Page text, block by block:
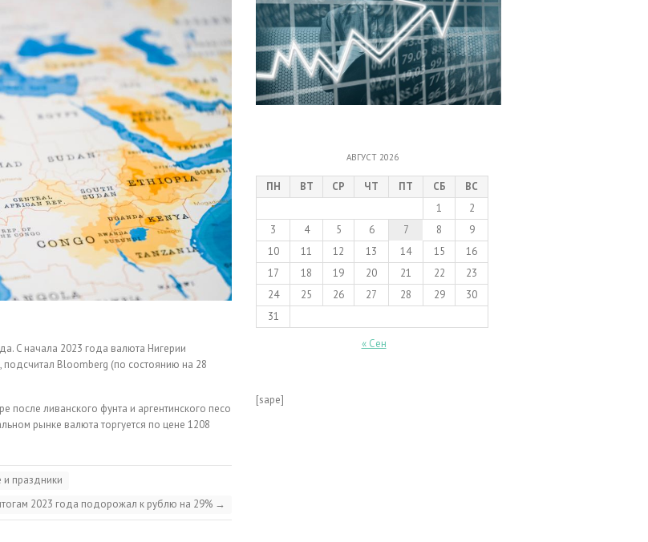
C начала 2023 года валюта Нигерии
подсчитал Bloomberg (по состоянию на 28
после ливанского фунта и аргентинского песо
рынке валюта торгуется по цене 1208
праздники
2023 года подорожал к рублю на 29% →
АВГУСТ 2026
ПН ВТ СР ЧТ ПТ СБ
ВС
1
2
3
4 5 6 7 8
9
10
11 12 13 14 15
16
17
18 19 20 21 22
23
24
25 26 27 28 29
30
31
« Сен
[sape]